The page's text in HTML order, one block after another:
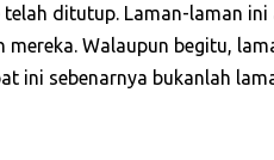
ditutup. Laman-laman
mereka. Walaupun begitu,
ini sebenarnya bukanlah